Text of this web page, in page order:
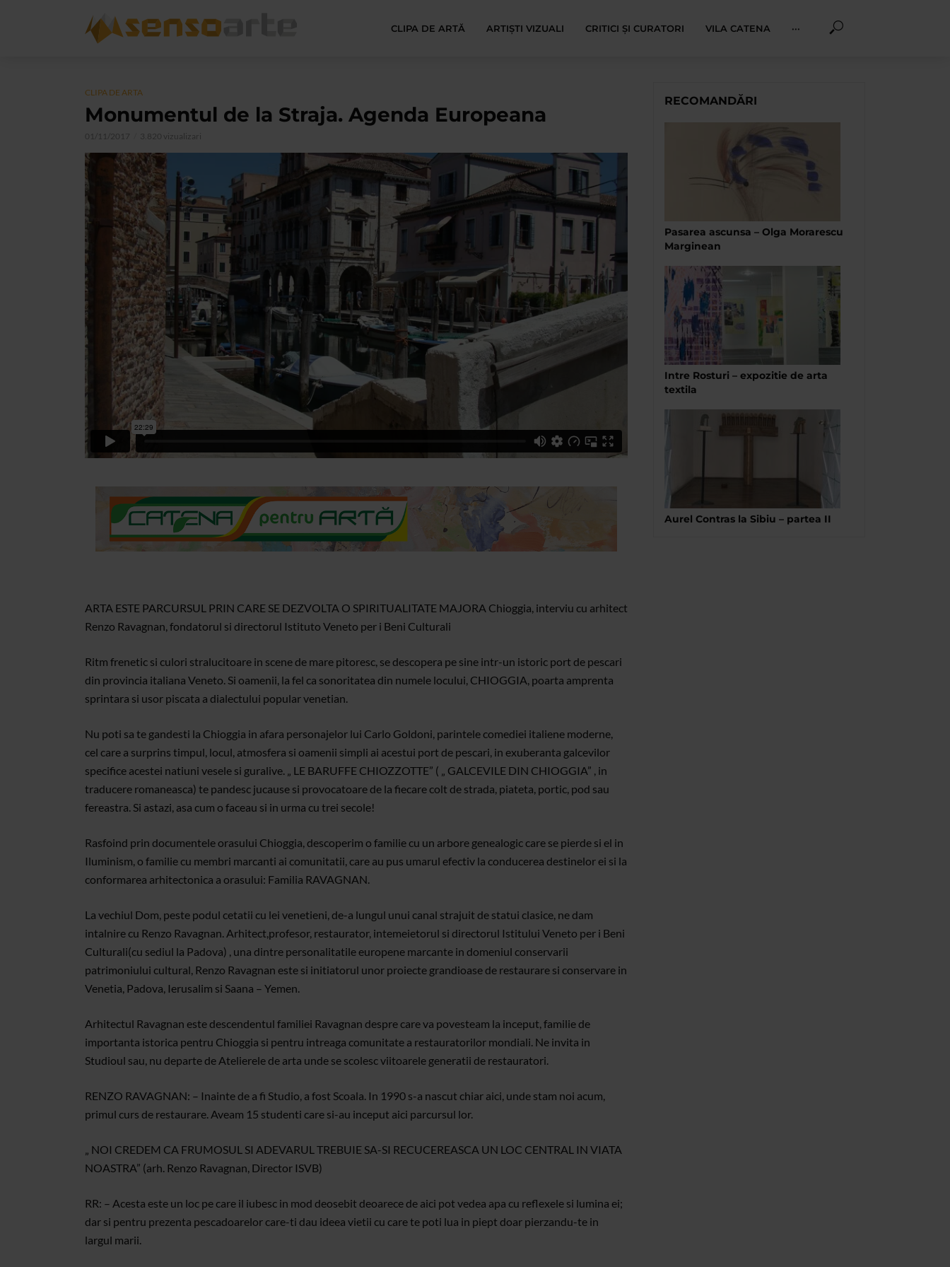
CLIPA DE ARTĂ ARTIȘTI VIZUALI CRITICI ȘI CURATORI VILA CATENA ···
CLIPA DE ARTA
Monumentul de la Straja. Agenda Europeana
01/11/2017 3.820 vizualizari
ARTA ESTE PARCURSUL PRIN CARE SE DEZVOLTA O SPIRITUALITATE MAJORA Chioggia, interviu cu arhitect
Renzo Ravagnan, fondatorul si directorul Istituto Veneto per i Beni Culturali
Ritm frenetic si culori stralucitoare in scene de mare pitoresc, se descopera pe sine intr-un istoric port de pescari
din provincia italiana Veneto. Si oamenii, la fel ca sonoritatea din numele locului, CHIOGGIA, poarta amprenta
sprintara si usor piscata a dialectului popular venetian.
Nu poti sa te gandesti la Chioggia in afara personajelor lui Carlo Goldoni, parintele comediei italiene moderne,
cel care a surprins timpul, locul, atmosfera si oamenii simpli ai acestui port de pescari, in exuberanta galcevilor
specifice acestei natiuni vesele si guralive. „ LE BARUFFE CHIOZZOTTE” ( „ GALCEVILE DIN CHIOGGIA” , in
traducere romaneasca) te pandesc jucause si provocatoare de la fiecare colt de strada, piateta, portic, pod sau
fereastra. Si astazi, asa cum o faceau si in urma cu trei secole!
Rasfoind prin documentele orasului Chioggia, descoperim o familie cu un arbore genealogic care se pierde si el in
Iluminism, o familie cu membri marcanti ai comunitatii, care au pus umarul efectiv la conducerea destinelor ei si la
conformarea arhitectonica a orasului: Familia RAVAGNAN.
La vechiul Dom, peste podul cetatii cu lei venetieni, de-a lungul unui canal strajuit de statui clasice, ne dam
intalnire cu Renzo Ravagnan. Arhitect,profesor, restaurator, intemeietorul si directorul Istitului Veneto per i Beni
Culturali(cu sediul la Padova) , una dintre personalitatile europene marcante in domeniul conservarii
patrimoniului cultural, Renzo Ravagnan este si initiatorul unor proiecte grandioase de restaurare si conservare in
Venetia, Padova, Ierusalim si Saana – Yemen.
Arhitectul Ravagnan este descendentul familiei Ravagnan despre care va povesteam la inceput, familie de
importanta istorica pentru Chioggia si pentru intreaga comunitate a restauratorilor mondiali. Ne invita in
Studioul sau, nu departe de Atelierele de arta unde se scolesc viitoarele generatii de restauratori.
RENZO RAVAGNAN: – Inainte de a fi Studio, a fost Scoala. In 1990 s-a nascut chiar aici, unde stam noi acum,
primul curs de restaurare. Aveam 15 studenti care si-au inceput aici parcursul lor.
„ NOI CREDEM CA FRUMOSUL SI ADEVARUL TREBUIE SA-SI RECUCEREASCA UN LOC CENTRAL IN VIATA
NOASTRA” (arh. Renzo Ravagnan, Director ISVB)
RR: – Acesta este un loc pe care il iubesc in mod deosebit deoarece de aici pot vedea apa cu reflexele si lumina ei;
dar si pentru prezenta pescadoarelor care-ti dau ideea vietii cu care te poti lua in piept doar pierzandu-te in
largul marii.
RECOMANDĂRI
Pasarea ascunsa – Olga Morarescu
Marginean
Intre Rosturi – expozitie de arta
textila
Aurel Contras la Sibiu – partea II